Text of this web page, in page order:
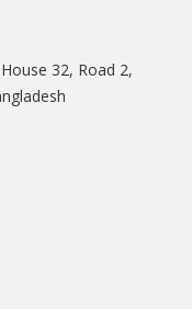
32, Road 2,